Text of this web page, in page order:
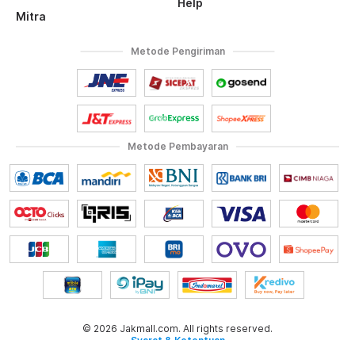
Mitra
Help
Metode Pembayaran
Metode Pengiriman
© 2026 Jakmall.com. All rights reserved.